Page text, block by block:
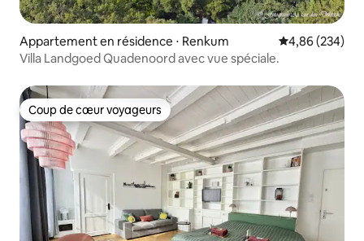
Appartement en résidence ⋅ Renkum Évaluation
4,86 (234)
Villa Landgoed Quadenoord avec vue spéciale.
Coup de cœur voyageurs
Coup de cœur voyageurs